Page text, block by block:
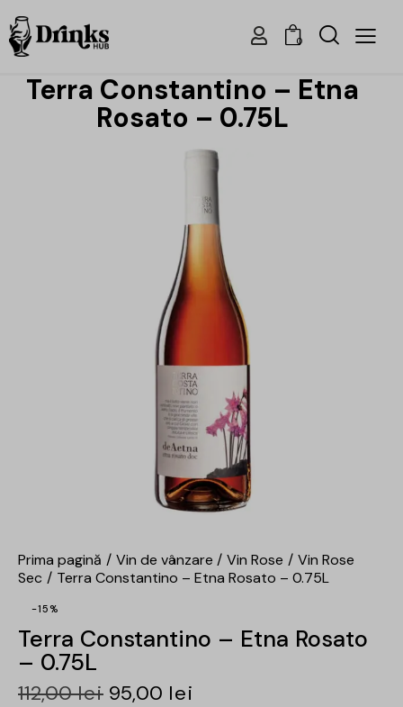
0
Terra Constantino – Etna
Rosato – 0.75L
Prima pagină Vin de vânzare Vin Rose
Vin Rose
Sec
Terra Constantino – Etna Rosato – 0.75L
-15%
Terra Constantino – Etna Rosato
– 0.75L
112,00lei 95,00 lei